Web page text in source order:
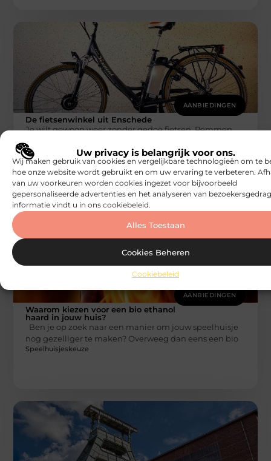
Uw privacy is belangrijk voor ons.
Wij maken gebruik van cookies en vergelijkbare technologieën om te
hoe onze website wordt gebruikt en om uw ervaring te verbeteren.
van uw voorkeuren worden cookies ingezet voor bijvoorbeeld
gepersonaliseerde advertenties en het analyseren van
informatie vindt u in ons cookiebeleid.
Alles Toestaan
Cookies Beheren
Cookiebeleid
AANBIEDINGEN
De fietsenwinkel uit Enschede
Je wilt gewoon weer zonder gedoe fietsen. Remmen
die meteen pakken, een ketting die stil loopt en een
fiets die
Speelhuisjeskeuze
AANBIEDINGEN
Waarom kiezen voor een bio ethanol
haard in jouw huis?
Ben je op zoek naar een manier om jouw speelhuisje
nog gezelliger te maken? Overweeg dan eens een bio
Speelhuisjeskeuze